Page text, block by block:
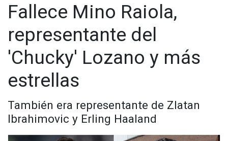
Fallece Mino Raiola,
representante del
'Chucky' Lozano y más
estrellas
También era representante de Zlatan
Ibrahimovic y Erling Haaland